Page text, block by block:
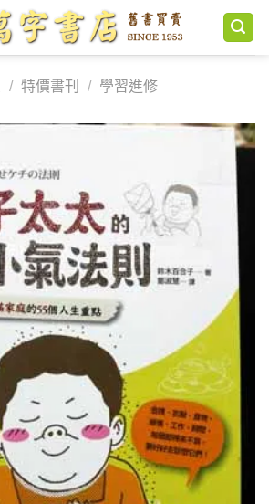
/ 特價書刊 / 學習進修